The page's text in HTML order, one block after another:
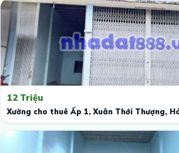
12 Triệu
Xưởng cho thuê Ấp 1, Xuân Thới Thượng,